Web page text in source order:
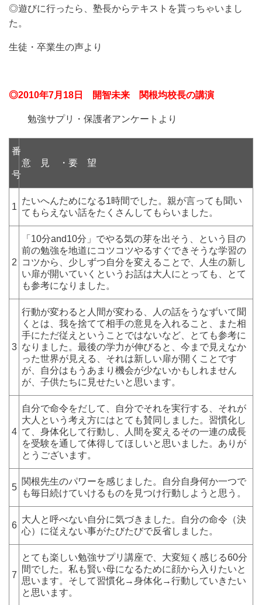
◎遊びに行ったら、塾長からテキストを貰っちゃいまし
た。
生徒・卒業生の声より
◎2010年7月18日 開智未来 関根均校長の講演
勉強サプリ・保護者アンケートより
番
号
意 見 ・要 望
1
たいへんためになる1時間でした。親が言っても聞い
てもらえない話をたくさんしてもらいました。
2
「10分and10分」でやる気の芽を出そう、という目の
前の勉強を地道にコツコツやるすぐできそうな学習の
コツから、少しずつ自分を変えることで、人生の新し
い扉が開いていくというお話は大人にとっても、とて
も参考になりました。
3
行動が変わると人間が変わる、人の話をうなずいて聞
くとは、我を捨てて相手の意見を入れること、また相
手にただ従えということではないなど、とても参考に
なりました。最後の学力が伸びると、今まで見えなか
った世界が見える、それは新しい扉が開くことです
が、自分はもうあまり機会が少ないかもしれません
が、子供たちに見せたいと思います。
4
自分で命令をだして、自分でそれを実行する、それが
大人という考え方にはとても賛同しました。習慣化し
て、身体化して行動し、人間を変えるその一連の成長
を受験を通して体得してほしいと思いました。ありが
とうございます。
5
関根先生のパワーを感じました。自分自身何か一つで
も毎日続けていけるものを見つけ行動しようと思う。
6
大人と呼べない自分に気づきました。自分の命令（決
心）に従えない事がたびたびで反省しました。
7
とても楽しい勉強サプリ講座で、大変短く感じる60分
間でした。私も賢い母になるために顔から入りたいと
思います。そして習慣化→身体化→行動していきたい
と思います。